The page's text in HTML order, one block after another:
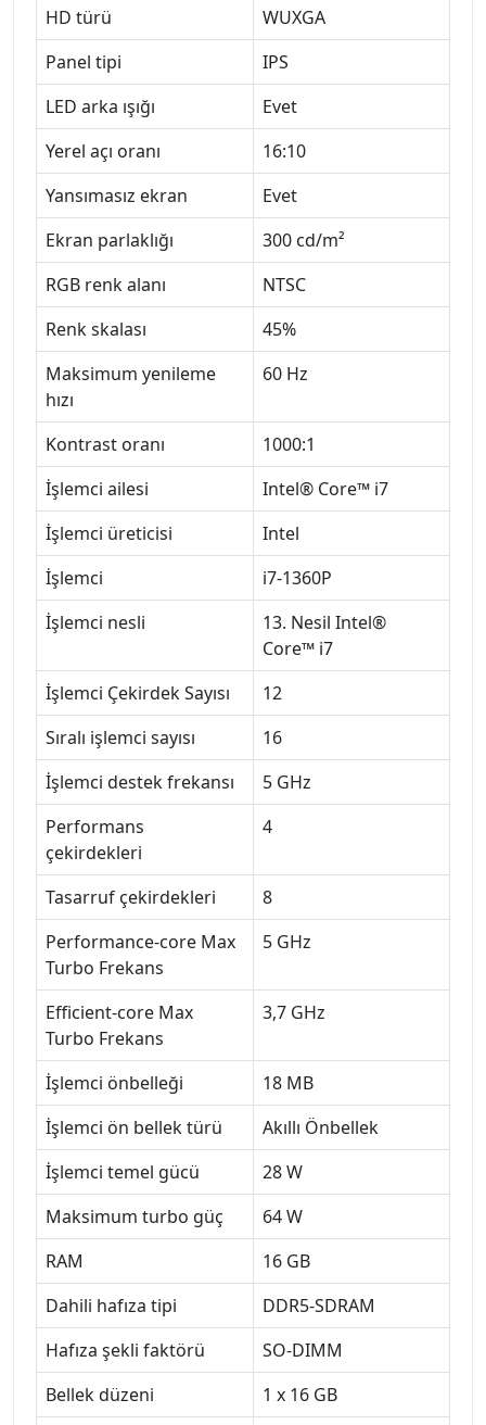
HD türü
WUXGA
Panel tipi
IPS
LED arka ışığı
Evet
Yerel açı oranı
16:10
Yansımasız ekran
Evet
Ekran parlaklığı
300 cd/m²
RGB renk alanı
NTSC
Renk skalası
45%
Maksimum yenileme
hızı
60 Hz
Kontrast oranı
1000:1
İşlemci ailesi
Intel® Core™ i7
İşlemci üreticisi
Intel
İşlemci
i7-1360P
İşlemci nesli
13. Nesil Intel®
Core™ i7
İşlemci Çekirdek Sayısı
12
Sıralı işlemci sayısı
16
İşlemci destek frekansı
5 GHz
Performans
çekirdekleri
4
Tasarruf çekirdekleri
8
Performance-core Max
Turbo Frekans
5 GHz
Efficient-core Max
Turbo Frekans
3,7 GHz
İşlemci önbelleği
18 MB
İşlemci ön bellek türü
Akıllı Önbellek
İşlemci temel gücü
28 W
Maksimum turbo güç
64 W
RAM
16 GB
Dahili hafıza tipi
DDR5-SDRAM
Hafıza şekli faktörü
SO-DIMM
Bellek düzeni
1 x 16 GB